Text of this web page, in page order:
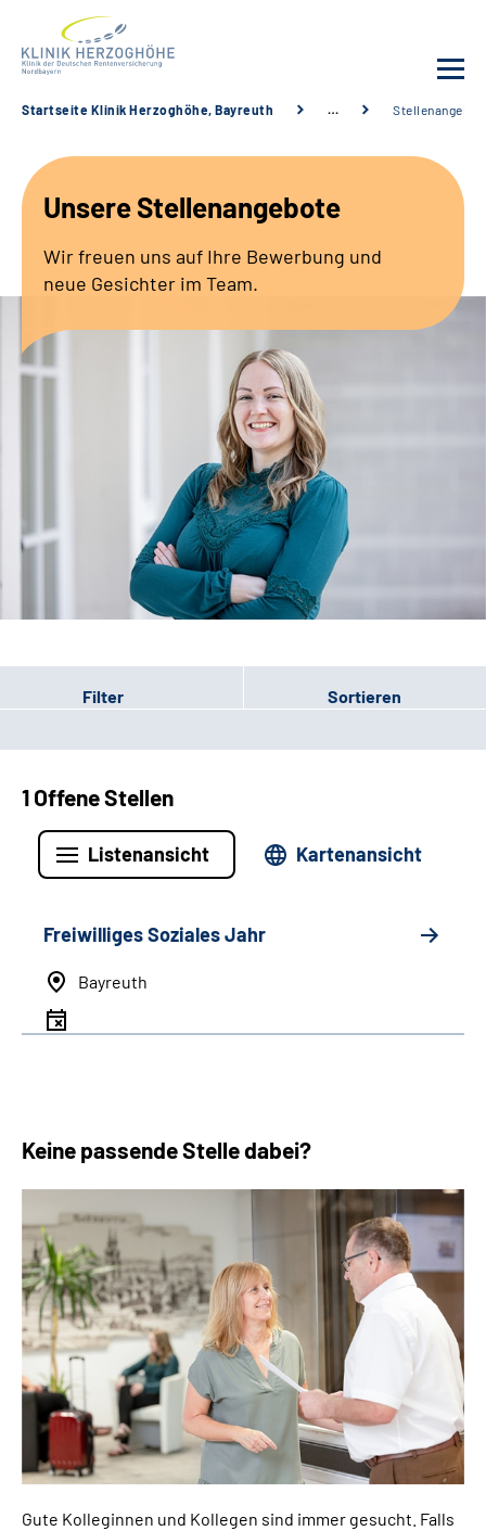
Leistungsangebot
Fachbereiche
Service
Leichte Sprache
Gebärdensprache
Patienten-Login
Startseite Klinik Herzoghöhe, Bayreuth …
Unsere Stellenangebote
Wir freuen uns auf Ihre Bewerbung und
neue Gesichter im Team.
Filter Sortieren
1 Offene Stellen
Listenansicht Kartenansicht
Freiwilliges Soziales Jahr
Bayreuth
Keine passende Stelle dabei?
Gute Kolleginnen und Kollegen sind immer gesucht. Falls